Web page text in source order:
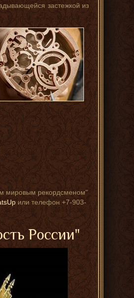
застежкой из
мировым рекордсменом"
или телефон +7-903-
России"